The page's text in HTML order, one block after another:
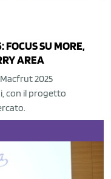
FOCUS SU MORE,
AREA
2025
con il progetto